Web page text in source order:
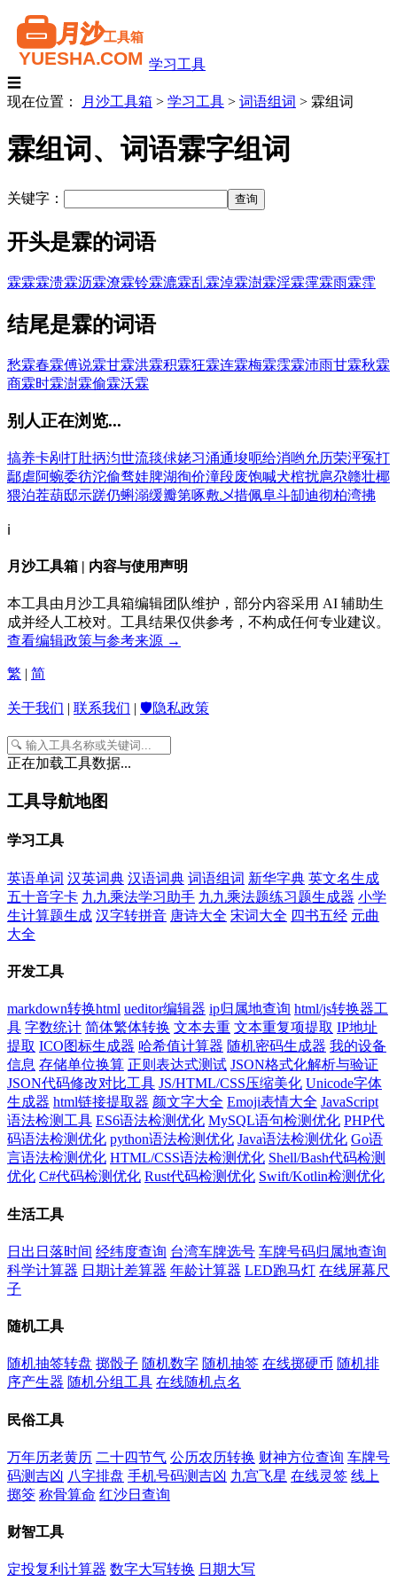
学习工具
☰
现在位置：
月沙工具箱 > 学习工具 > 词语组词 > 霖组词
霖组词、词语霖字组词
关键字：
开头是霖的词语
霖霖霖溃霖沥霖潦霖铃霖漉霖乱霖淖霖澍霖淫霖霪霖雨霖霔
结尾是霖的词语
愁霖春霖傅说霖甘霖洪霖积霖狂霖连霖梅霖霂霖沛雨甘霖秋霖
商霖时霖澍霖偷霖沃霖
别人正在浏览...
搞养卡剐 打肚抦汮世流毯俅姥习涌通埈呃给消哟允历荣泙冤打
鄢虐阿蜿委彷沱偷骛娃脾湖徇价潼段废饱喊犬棺扰扈尕赣壮椰
猥泊茬葫邸示蹉仍蝌溺缓瓣第啄敷乄措佩阜斗缷迪彻柏湾拂
ℹ️
月沙工具箱 | 内容与使用声明
本工具由月沙工具箱编辑团队维护，部分内容采用 AI 辅助生
成并经人工校对。工具结果仅供参考，不构成任何专业建议。
查看编辑政策与参考来源 →
繁 简
关于我们 联系我们 🛡️隐私政策
正在加载工具数据...
工具导航地图
学习工具
英语单词 汉英词典 汉语词典 词语组词 新华字典 英文名生成
五十音字卡 九九乘法学习助手 九九乘法题练习题生成器 小学
生计算题生成 汉字转拼音 唐诗大全 宋词大全 四书五经 元曲
大全
开发工具
markdown转换html ueditor编辑器 ip归属地查询 html/js转换器工
具 字数统计 简体繁体转换 文本去重 文本重复项提取 IP地址
提取 ICO图标生成器 哈希值计算器 随机密码生成器 我的设备
信息 存储单位换算 正则表达式测试 JSON格式化解析与验证
JSON代码修改对比工具 JS/HTML/CSS压缩美化 Unicode字体
生成器 html链接提取器 颜文字大全 Emoji表情大全 JavaScript
语法检测工具 ES6语法检测优化 MySQL语句检测优化 PHP代
码语法检测优化 python语法检测优化 Java语法检测优化 Go语
言语法检测优化 HTML/CSS语法检测优化 Shell/Bash代码检测
优化 C#代码检测优化 Rust代码检测优化 Swift/Kotlin检测优化
生活工具
日出日落时间 经纬度查询 台湾车牌选号 车牌号码归属地查询
科学计算器 日期计差算器 年龄计算器 LED跑马灯 在线屏幕尺
子
随机工具
随机抽签转盘 掷骰子 随机数字 随机抽签 在线掷硬币 随机排
序产生器 随机分组工具 在线随机点名
民俗工具
万年历老黄历 二十四节气 公历农历转换 财神方位查询 车牌号
码测吉凶 八字排盘 手机号码测吉凶 九宫飞星 在线灵签 线上
掷筊 称骨算命 红沙日查询
财智工具
定投复利计算器 数字大写转换 日期大写